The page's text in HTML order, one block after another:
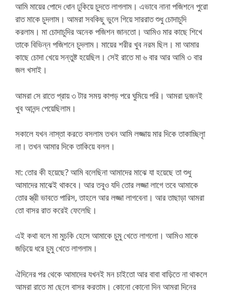
আমি মায়ের পোদে ধোন ঢুকিয়ে চুদতে লাগলাম। এভাবে নানা পজিশনে পুরো
রাত মাকে চুদলাম। আমরা সবকিছু ভুলে গিয়ে সাররাত শুধু চোদাচুদি
করলাম। মা চোদাচুদির অনেক পজিশন জানতো। আমিও মার কাছে শিখে
তাকে বিভিন্ন পজিশনে চুদলাম। মায়ের শরীর খুব নরম ছিল। মা আমার
কাছে চোদা খেয়ে সন্তুষ্ট হয়েছিল। সেই রাতে মা ৬ বার আর আমি ৩ বার
জল খসাই।
আমরা সে রাতে প্রায় ৩ টার সময় কাপড় পরে ঘুমিয়ে পরি। আমরা দুজনই
খুব আনন্দ পেয়েছিলাম।
সকালে যখন নাস্তা করতে বসলাম তখন আমি লজ্জায় মার দিকে তাকাচ্ছিলাৃ
না। তখন আমার দিকে তাকিয়ে বলল।
মা: তোর কী হয়েছে? আমি বলেছিনা আমাদের মাঝে যা হয়েছে তা শুধু
আমাদের মাঝেই থাকবে। আর তবুও যদি তোর লজ্জা লাগে তবে আমাকে
তোর স্ত্রী ভাবতে পারিস, তাহলে আর লজ্জা লাগবেনা। আর তাছাড়া আমরা
তো বাসর রাত করেই ফেলেছি।
এই কথা বলে মা মুচকি হেসে আমাকে চুমু খেতে লাগলো। আমিও মাকে
জড়িয়ে ধরে চুমু খেতে লাগলাম।
ঐদিনের পর থেকে আমাদের যখনই মন চাইতো আর বাবা বাড়িতে না থাকলে
আমরা রাতে মা ছেলে বাসর করতাম। কোনো কোনো দিন আমরা দিনের